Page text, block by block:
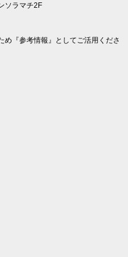
ソラマチ2F
め『参考情報』としてご活用くださ